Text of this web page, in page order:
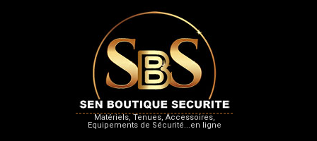
Matériels, Tenues, Accessoires,
Equipements de Sécurité...en ligne